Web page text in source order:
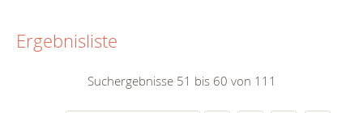
Ergebnisliste
Suchergebnisse 51 bis 60 von 111